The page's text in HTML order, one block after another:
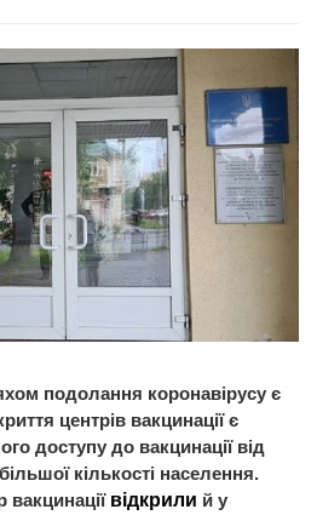
подолання коронавірусу є
центрів вакцинації є
доступу до вакцинації від
кількості населення.
відкрили й у